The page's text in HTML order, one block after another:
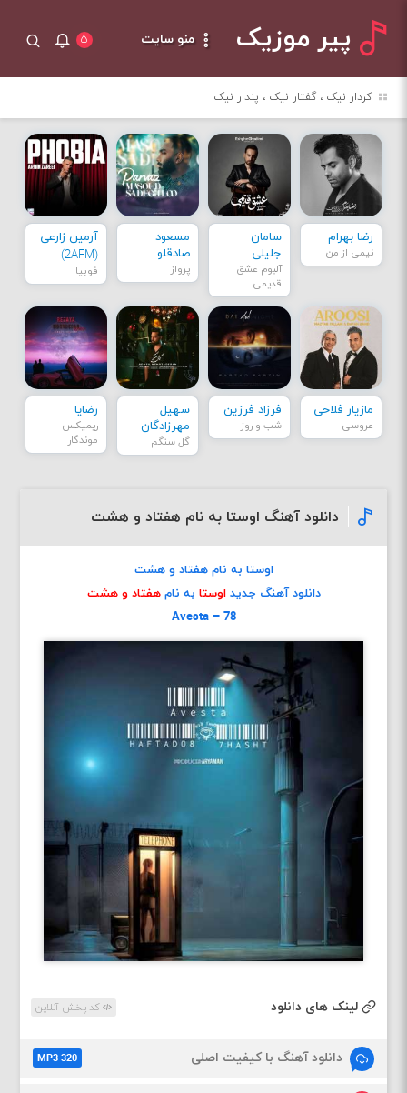
پیر موزیک منو سایت ۵
کردار نیک ، گفتار نیک ، پندار نیک
رضا بهرام
نیمی از من
سامان
جلیلی
آلبوم عشق
قدیمی
مسعود
صادقلو
پرواز
آرمین زارعی
(2AFM)
فوبیا
مازیار فلاحی
عروسی
فرزاد فرزین
شب و روز
سهیل
مهرزادگان
گل سنگم
رضایا
ریمیکس
موندگار
دانلود آهنگ اوستا به نام هفتاد و هشت
اوستا به نام هفتاد و هشت
دانلود آهنگ جدید اوستا به نامهفتاد و هشت
Avesta – 78
لینک های دانلود کد پخش آنلاین
دانلود آهنگ با کیفیت اصلی MP3 320